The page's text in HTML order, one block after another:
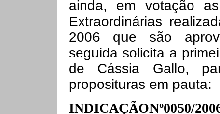
ainda, em votação
Extraordinárias
2006 que são
seguida solicita a
de Cássia Gallo,
proposituras em pauta:
INDICAÇÃONº0050/